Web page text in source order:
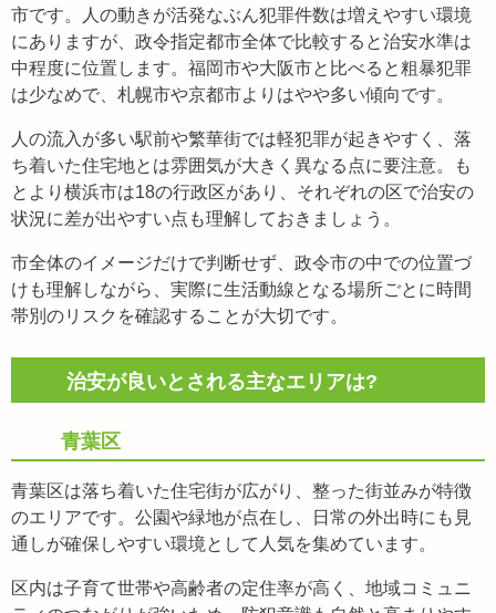
市です。人の動きが活発なぶん犯罪件数は増えやすい環境
にありますが、政令指定都市全体で比較すると治安水準は
中程度に位置します。福岡市や大阪市と比べると粗暴犯罪
は少なめで、札幌市や京都市よりはやや多い傾向です。
人の流入が多い駅前や繁華街では軽犯罪が起きやすく、落
ち着いた住宅地とは雰囲気が大きく異なる点に要注意。も
とより横浜市は18の行政区があり、それぞれの区で治安の
状況に差が出やすい点も理解しておきましょう。
市全体のイメージだけで判断せず、政令市の中での位置づ
けも理解しながら、実際に生活動線となる場所ごとに時間
帯別のリスクを確認することが大切です。
治安が良いとされる主なエリアは?
青葉区
青葉区は落ち着いた住宅街が広がり、整った街並みが特徴
のエリアです。公園や緑地が点在し、日常の外出時にも見
通しが確保しやすい環境として人気を集めています。
区内は子育て世帯や高齢者の定住率が高く、地域コミュニ